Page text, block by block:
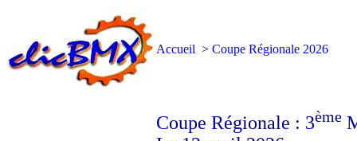
Accueil > Coupe Régionale 2026
Coupe Régionale : 3ème